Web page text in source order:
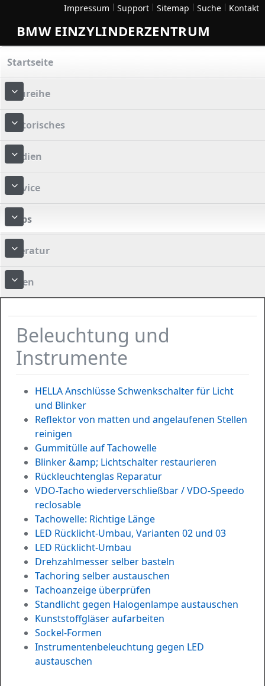
Impressum Support Sitemap Suche Kontakt
BMW EINZYLINDERZENTRUM
Startseite
Baureihe
Historisches
Medien
Service
Tipps
Literatur
Foren
Beleuchtung und
Instrumente
HELLA Anschlüsse Schwenkschalter für Licht
und Blinker
Reflektor von matten und angelaufenen Stellen
reinigen
Gummitülle auf Tachowelle
Blinker &amp; Lichtschalter restaurieren
Rückleuchtenglas Reparatur
VDO-Tacho wiederverschließbar / VDO-Speedo
reclosable
Tachowelle: Richtige Länge
LED Rücklicht-Umbau, Varianten 02 und 03
LED Rücklicht-Umbau
Drehzahlmesser selber basteln
Tachoring selber austauschen
Tachoanzeige überprüfen
Standlicht gegen Halogenlampe austauschen
Kunststoffgläser aufarbeiten
Sockel-Formen
Instrumentenbeleuchtung gegen LED
austauschen